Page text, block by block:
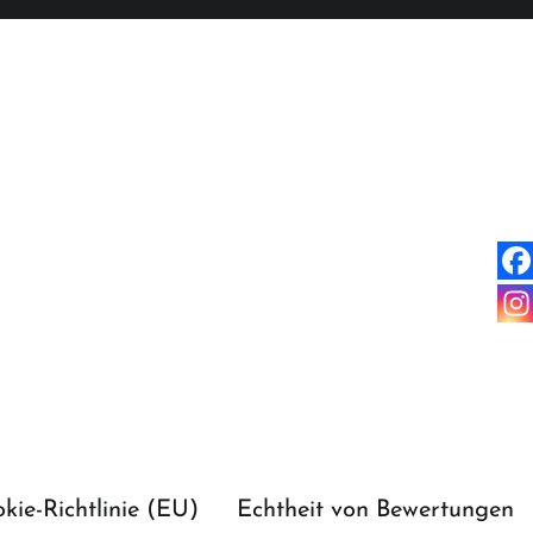
Richtlinie (EU) Echtheit von Bewertungen